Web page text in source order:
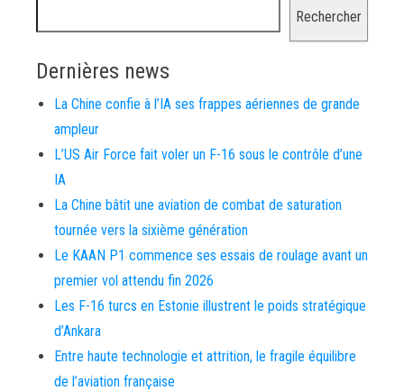
Rechercher
Dernières news
La Chine confie à l’IA ses frappes aériennes de grande
ampleur
L’US Air Force fait voler un F-16 sous le contrôle d’une
IA
La Chine bâtit une aviation de combat de saturation
tournée vers la sixième génération
Le KAAN P1 commence ses essais de roulage avant un
premier vol attendu fin 2026
Les F-16 turcs en Estonie illustrent le poids stratégique
d’Ankara
Entre haute technologie et attrition, le fragile équilibre
de l’aviation française